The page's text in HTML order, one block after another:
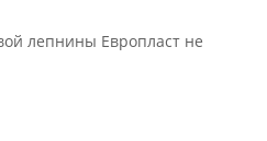
лепнины Европласт не